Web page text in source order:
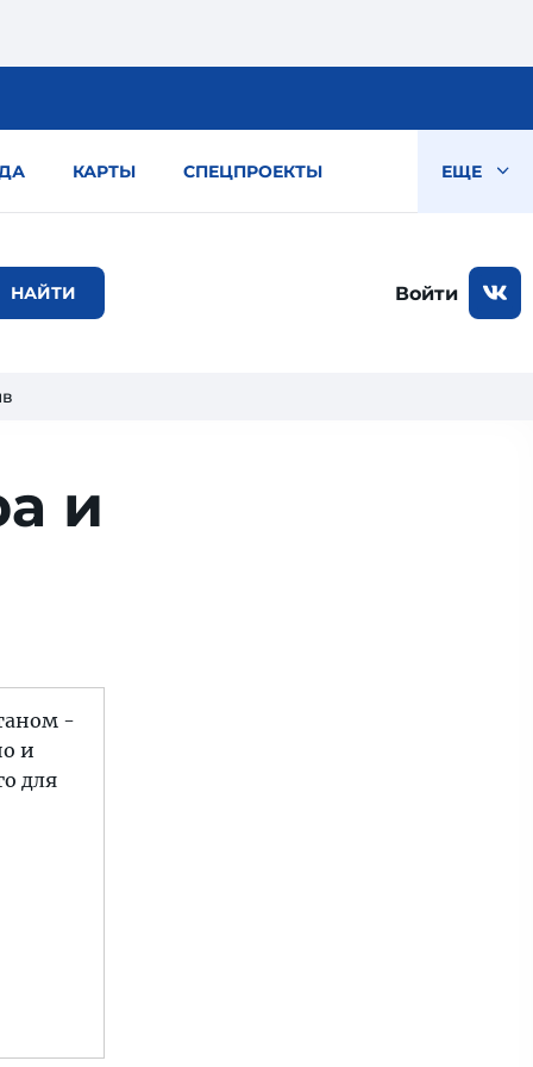
КАРТЫ СПЕЦПРОЕКТЫ ЕЩЕ
Войти
и
-
и
для